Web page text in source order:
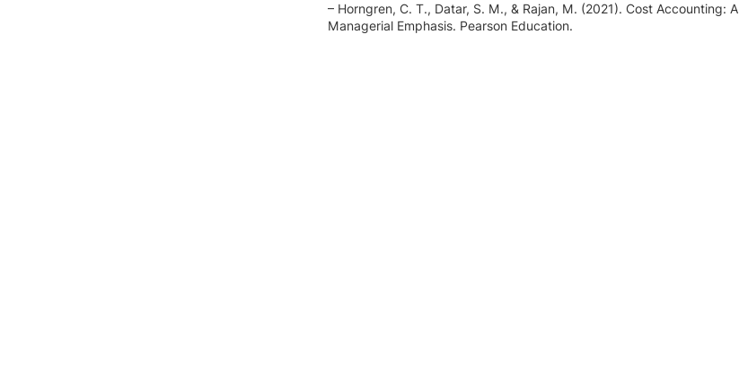
– Horngren, C. T., Datar, S. M., & Rajan, M. (2021). Cost Accounting: A
Managerial Emphasis. Pearson Education.